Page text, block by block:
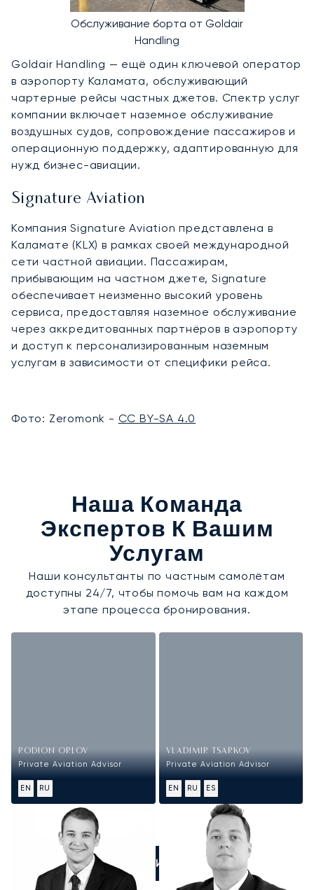
Обслуживание борта от Goldair
Handling
Goldair Handling — ещё один ключевой оператор
в аэропорту Каламата, обслуживающий
чартерные рейсы частных джетов. Спектр услуг
компании включает наземное обслуживание
воздушных судов, сопровождение пассажиров и
операционную поддержку, адаптированную для
нужд бизнес-авиации.
Signature Aviation
Компания Signature Aviation представлена в
Каламате (KLX) в рамках своей международной
сети частной авиации. Пассажирам,
прибывающим на частном джете, Signature
обеспечивает неизменно высокий уровень
сервиса, предоставляя наземное обслуживание
через аккредитованных партнёров в аэропорту
и доступ к персонализированным наземным
услугам в зависимости от специфики рейса.
Фото: Zeromonk - CC BY-SA 4.0
Наша Команда
Экспертов К Вашим
Услугам
Наши консультанты по частным самолётам
доступны 24/7, чтобы помочь вам на каждом
этапе процесса бронирования.
RODION ORLOV
Private Aviation Advisor
EN RU
VLADIMIR TSARKOV
Private Aviation Advisor
EN RU ES
ПОЗВОНИТЕ НАМ